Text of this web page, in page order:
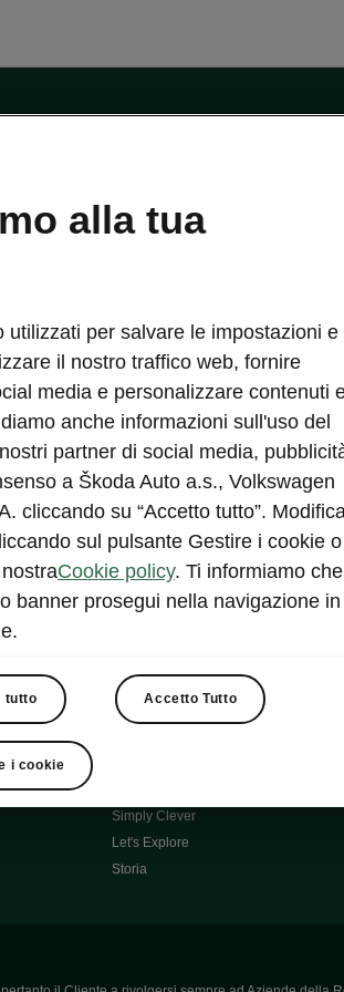
Informazioni per soccorritori
Dichiarazione di cambio proprietà
Richiedi Assistenza Service
Mondo Škoda
Milano Design Week
Fabia Green Flow
Škoda Official Partner X Factor 202
Elroq Respectline
Contatti
Auto per neopatentati
Simply Clever
Let's Explore
Storia
alla tua
utilizzati per salvare le impostazioni e
il nostro traffico web, fornire
media e personalizzare contenuti
anche informazioni sull'uso del
partner di social media,
a Škoda Auto a.s., Volkswagen
cliccando su “Accetto tutto”.
sul pulsante Gestire i cookie o
Cookie policy. Ti informiamo che
banner prosegui nella navigazione in
tutto Accetto Tutto
i cookie